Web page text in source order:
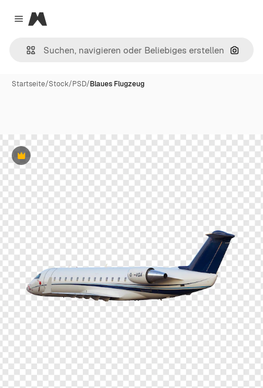
Close menu
Magnific
Nach
Startseite/Stock/PSD/Blaues Flugzeug
Premium